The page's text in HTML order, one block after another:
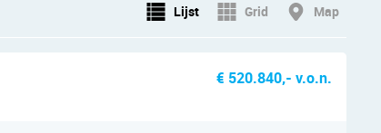
Lijst Grid Map
€ 520.840,- v.o.n.